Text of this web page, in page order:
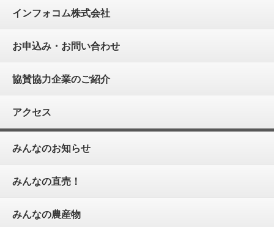
インフォコム株式会社
お申込み・お問い合わせ
協賛協力企業のご紹介
アクセス
みんなのお知らせ
みんなの直売！
みんなの農産物